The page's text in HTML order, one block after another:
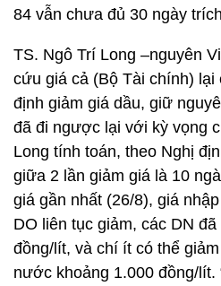
84 vẫn chưa đủ 30 ngày
TS. Ngô Trí Long –nguyên
cứu giá cả (Bộ Tài chính) lại
định giảm giá dầu, giữ
đã đi ngược lại với kỳ vọng
Long tính toán, theo Nghị
giữa 2 lần giảm giá là 10
giá gần nhất (26/8), giá
DO liên tục giảm, các DN
đồng/lít, và chí ít có thể
nước khoảng 1.000 đồng/lít.